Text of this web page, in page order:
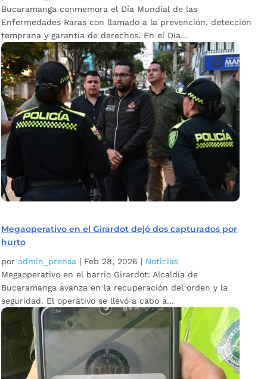
Bucaramanga conmemora el Día Mundial de las
Enfermedades Raras con llamado a la prevención, detección
temprana y garantía de derechos. En el Día...
Megaoperativo en el Girardot dejó dos capturados por
hurto
por admin_prensa | Feb 28, 2026 | Noticias
Megaoperativo en el barrio Girardot: Alcaldía de
Bucaramanga avanza en la recuperación del orden y la
seguridad. El operativo se llevó a cabo a...